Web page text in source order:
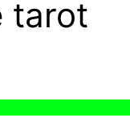
tarot